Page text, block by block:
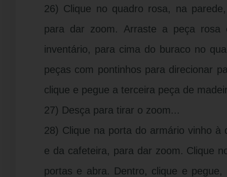
26) Clique no quadro rosa, na
para dar zoom. Arraste a peça
inventário, para cima do buraco no
peças com pontinhos para direcionar
clique e pegue a terceira peça de
27) Desça para tirar o zoom...
28) Clique na porta do armário vinho à
e da cafeteira, para dar zoom. Clique
portas e abra. Dentro, clique e